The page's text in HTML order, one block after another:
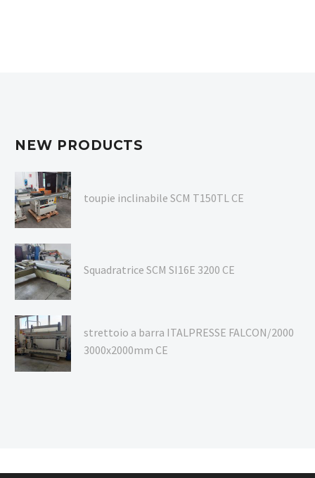
NEW PRODUCTS
toupie inclinabile SCM T150TL CE
Squadratrice SCM SI16E 3200 CE
strettoio a barra ITALPRESSE FALCON/2000
3000x2000mm CE